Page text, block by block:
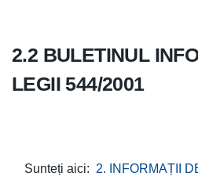
2.2 BULETINUL
LEGII 544/2001
Sunteți aici: 2. INFORMAȚII